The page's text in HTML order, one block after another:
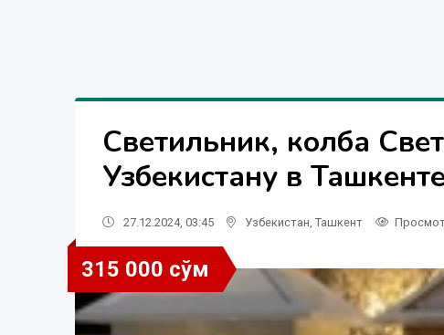
Светильник, колба
Узбекистану в Ташкенте
27.12.2024, 03:45 Узбекистан Ташкент
315 000 сўм